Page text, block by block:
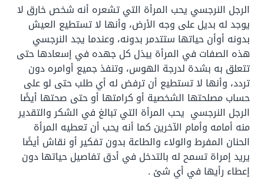
الرجل النرجسي يحب المرأة التي تشعره أنه شخص خارق لا
يوجد له بديل على وجه الأرض، وأنها لا تستطيع العيش
بدونه أوأن حياتها ستتدمر بدونه، وعندما يجد النرجسي
هذه الصفات في المرأة يبذل كل جهده في إسعادها حتى
تتعلق به بشدة لدرجة الهوس، وتنفذ جميع أوامره دون
تردد، وأنها لا تستطيع أن ترفض له أي طلب حتى لو على
حساب مصلحتها الشخصية أو كرامتها أو حتى صحتها أيضًا
الرجل النرجسي يحب المرأة التي تبالغ في الشكر والتقدير
منه أمامه وأمام الآخرين كما أنه يحب أن تعطيه المرأة
الحنان المفرط والولاء والطاعة بدون تفكير أو نقاش أيضًا
يريد إمراة تسمح له بالتدخل في أدق تفاصيل حياتها دون
إعطاء رأيها في أي شئ .